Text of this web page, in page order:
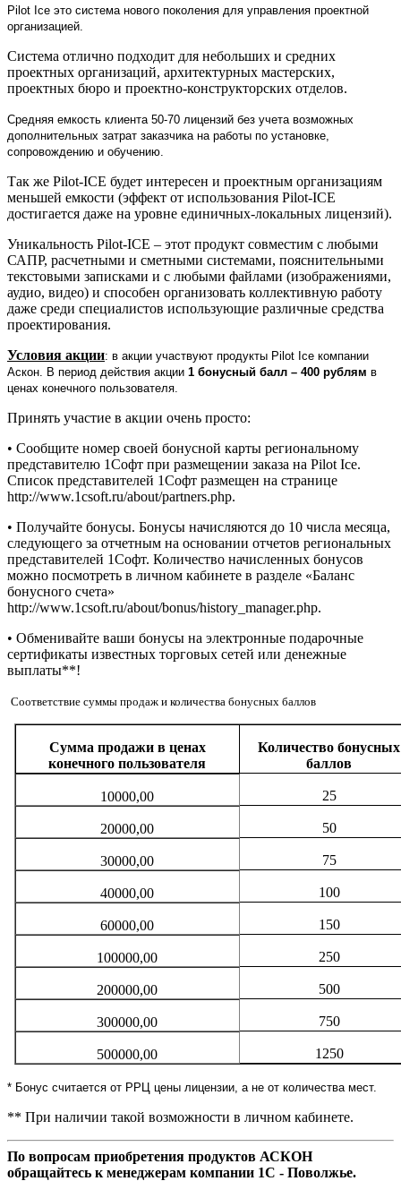
Pilot Ice это система нового поколения для управления проектной
организацией.
Система отлично подходит для небольших и средних
проектных организаций, архитектурных мастерских,
проектных бюро и проектно-конструкторских отделов.
Средняя емкость клиента 50-70 лицензий без учета возможных
дополнительных затрат заказчика на работы по установке,
сопровождению и обучению.
Так же Pilot-ICE будет интересен и проектным организациям
меньшей емкости (эффект от использования Pilot-ICE
достигается даже на уровне единичных-локальных лицензий).
Уникальность Pilot-ICE – этот продукт совместим с любыми
САПР, расчетными и сметными системами, пояснительными
текстовыми записками и с любыми файлами (изображениями,
аудио, видео) и способен организовать коллективную работу
даже среди специалистов использующие различные средства
проектирования.
Условия акции: в акции участвуют продукты Pilot Ice компании
Аскон. В период действия акции 1 бонусный балл – 400 рублям в
ценах конечного пользователя.
Принять участие в акции очень просто:
• Сообщите номер своей бонусной карты региональному
представителю 1Софт при размещении заказа на Pilot Ice.
Список представителей 1Софт размещен на странице
http://www.1csoft.ru/about/partners.php.
• Получайте бонусы. Бонусы начисляются до 10 числа месяца,
следующего за отчетным на основании отчетов региональных
представителей 1Софт. Количество начисленных бонусов
можно посмотреть в личном кабинете в разделе «Баланс
бонусного счета»
http://www.1csoft.ru/about/bonus/history_manager.php.
• Обменивайте ваши бонусы на электронные подарочные
сертификаты известных торговых сетей или денежные
выплаты**!
Соответствие суммы продаж и количества бонусных баллов
Сумма продажи в ценах
конечного пользователя
Количество бонусных
баллов
10000,00 25
20000,00 50
30000,00 75
40000,00 100
60000,00 150
100000,00 250
200000,00 500
300000,00 750
500000,00 1250
* Бонус считается от РРЦ цены лицензии, а не от количества мест.
** При наличии такой возможности в личном кабинете.
По вопросам приобретения продуктов АСКОН
обращайтесь к менеджерам компании 1С - Поволжье.